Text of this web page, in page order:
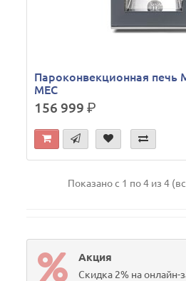
Пароконвекционная печь
MEC
156 999р.
Показано с 1 по 4 из 4
Акция
Скидка 2% на онлайн-